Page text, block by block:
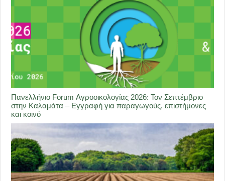
Πανελλήνιο Forum Αγροοικολογίας 2026: Τον Σεπτέμβριο
στην Καλαμάτα – Εγγραφή για παραγωγούς, επιστήμονες
και κοινό